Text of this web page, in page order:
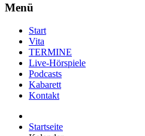
Menü
Start
Vita
TERMINE
Live-Hörspiele
Podcasts
Kabarett
Kontakt
Startseite